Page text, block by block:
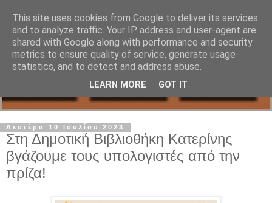
Δευτέρα 10 Ιουλίου 2023
Στη Δημοτική Βιβλιοθήκη Κατερίνης
βγάζουμε τους υπολογιστές από την
πρίζα!
This site uses cookies from Google to deliver its services
and to analyze traffic. Your IP address and user-agent are
shared with Google along with performance and security
metrics to ensure quality of service, generate usage
statistics, and to detect and address abuse.
LEARN MORE GOT IT